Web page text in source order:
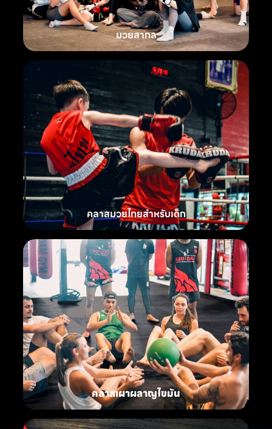
มวยสากล
คลาสมวยไทยสำหรับเด็ก
คลาสเผาผลาญไขมัน